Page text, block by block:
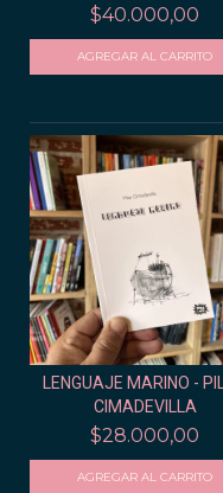
$40.000,00
LENGUAJE MARINO -
CIMADEVILLA
$28.000,00